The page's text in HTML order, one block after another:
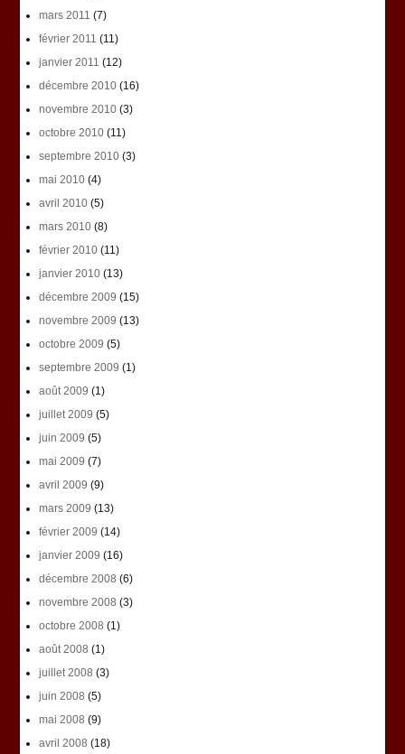
mars 2011 (7)
février 2011 (11)
janvier 2011 (12)
décembre 2010(16)
novembre 2010(3)
octobre 2010(11)
septembre 2010(3)
mai 2010(4)
avril 2010(5)
mars 2010(8)
février 2010(11)
janvier 2010(13)
décembre 2009 (15)
novembre 2009 (13)
octobre 2009 (5)
septembre 2009 (1)
août 2009 (1)
juillet 2009 (5)
juin 2009 (5)
mai 2009 (7)
avril 2009 (9)
mars 2009 (13)
février 2009 (14)
janvier 2009 (16)
décembre 2008 (6)
novembre 2008 (3)
octobre 2008 (1)
août 2008 (1)
juillet 2008 (3)
juin 2008 (5)
mai 2008 (9)
avril 2008 (18)